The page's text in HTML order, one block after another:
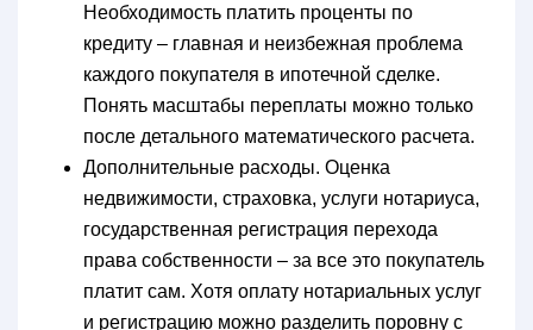
Необходимость платить проценты по
кредиту – главная и неизбежная проблема
каждого покупателя в ипотечной сделке.
Понять масштабы переплаты можно только
после детального математического расчета.
Дополнительные расходы. Оценка
недвижимости, страховка, услуги нотариуса,
государственная регистрация перехода
права собственности – за все это покупатель
платит сам. Хотя оплату нотариальных услуг
и регистрацию можно разделить поровну с